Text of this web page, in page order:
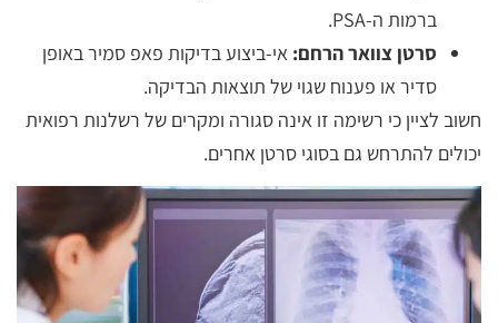
ברמות ה-PSA.
סרטן צוואר הרחם: אי-ביצוע בדיקות פאפ סמיר באופן
סדיר או פענוח שגוי של תוצאות הבדיקה.
חשוב לציין כי רשימה זו אינה סגורה ומקרים של רשלנות רפואית
יכולים להתרחש גם בסוגי סרטן אחרים.